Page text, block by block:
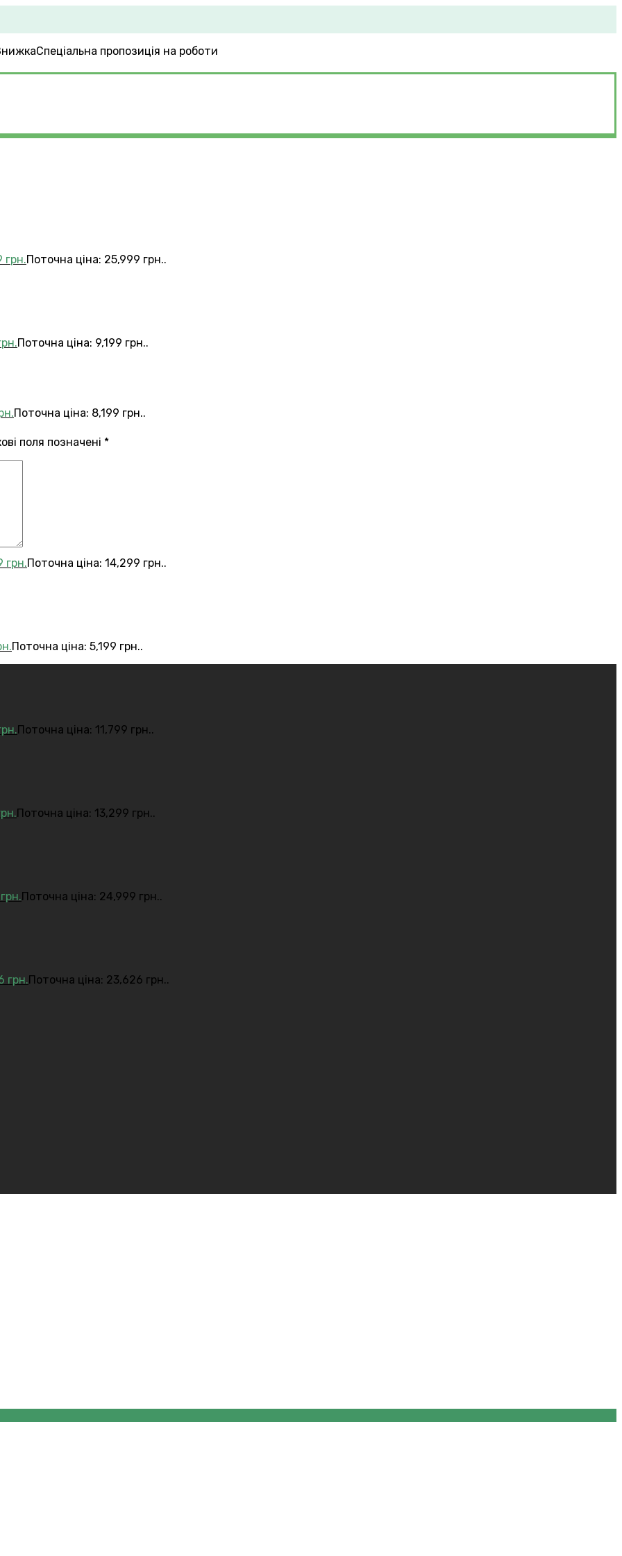
Спеціальна пропозиція на роботи
грн.Поточна ціна: 25,999 грн..
Поточна ціна: 9,199 грн..
Поточна ціна: 8,199 грн..
грн.Поточна ціна: 14,299 грн..
Поточна ціна: 5,199 грн..
Поточна ціна: 11,799 грн..
Поточна ціна: 13,299 грн..
грн. Поточна ціна: 24,999 грн..
грн.Поточна ціна: 23,626 грн..
поля позначені *